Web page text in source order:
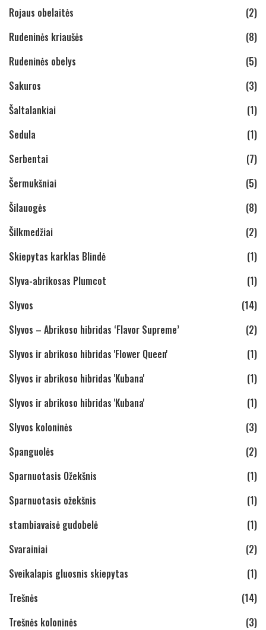
Rojaus obelaitės
(2)
Rudeninės kriaušės
(8)
Rudeninės obelys
(5)
Sakuros
(3)
Šaltalankiai
(1)
Sedula
(1)
Serbentai
(7)
Šermukšniai
(5)
Šilauogės
(8)
Šilkmedžiai
(2)
Skiepytas karklas Blindė
(1)
Slyva-abrikosas Plumcot
(1)
Slyvos
(14)
Slyvos – Abrikoso hibridas ‘Flavor Supreme’
(2)
Slyvos ir abrikoso hibridas 'Flower Queen'
(1)
Slyvos ir abrikoso hibridas 'Kubana'
(1)
Slyvos ir abrikoso hibridas 'Kubana'
(1)
Slyvos koloninės
(3)
Spanguolės
(2)
Sparnuotasis Ožekšnis
(1)
Sparnuotasis ožekšnis
(1)
stambiavaisė gudobelė
(1)
Svarainiai
(2)
Sveikalapis gluosnis skiepytas
(1)
Trešnės
(14)
Trešnės koloninės
(3)